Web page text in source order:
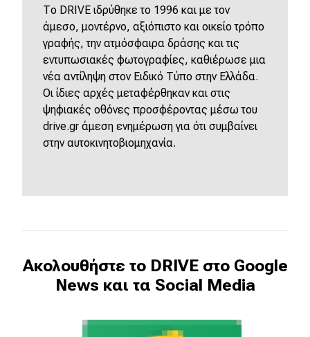
Το DRIVE ιδρύθηκε το 1996 και με τον
άμεσο, μοντέρνο, αξιόπιστο και οικείο τρόπο
γραφής, την ατμόσφαιρα δράσης και τις
εντυπωσιακές φωτογραφίες, καθιέρωσε μια
νέα αντίληψη στον Ειδικό Τύπο στην Ελλάδα.
Οι ίδιες αρχές μεταφέρθηκαν και στις
ψηφιακές οθόνες προσφέροντας μέσω του
drive.gr άμεση ενημέρωση για ότι συμβαίνει
στην αυτοκινητοβιομηχανία.
Ακολουθήστε το DRIVE στο Google
News και τα Social Media